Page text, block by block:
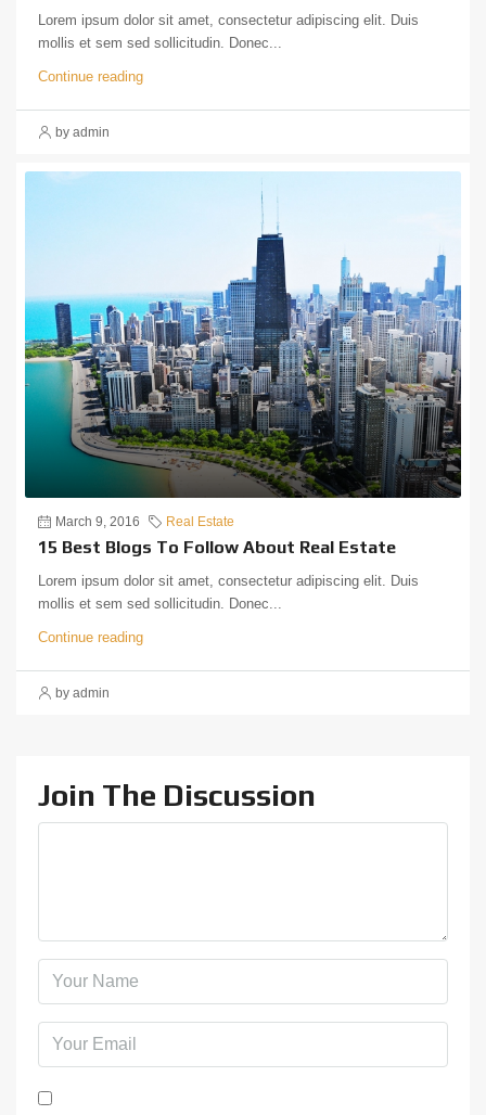
Lorem ipsum dolor sit amet, consectetur adipiscing elit. Duis
mollis et sem sed sollicitudin. Donec...
Continue reading
by admin
March 9, 2016 Real Estate
15 Best Blogs To Follow About Real Estate
Lorem ipsum dolor sit amet, consectetur adipiscing elit. Duis
mollis et sem sed sollicitudin. Donec...
Continue reading
by admin
Join The Discussion